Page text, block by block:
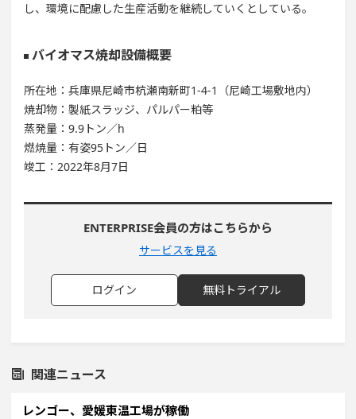
し、環境に配慮した生産活動を継続していくとしている。
バイオマス焼却設備概要
所在地：兵庫県尼崎市杭瀬南新町1-4-1（尼崎工場敷地内）
焼却物：製紙スラッジ、パルパー粕等
蒸発量：9.9トン／h
燃焼量：有姿95トン／日
竣工：2022年8月7日
ENTERPRISE会員の方はこちらから
サービスを見る
ログイン 無料トライアル
関連ニュース
レンゴー、愛媛東温工場が稼働